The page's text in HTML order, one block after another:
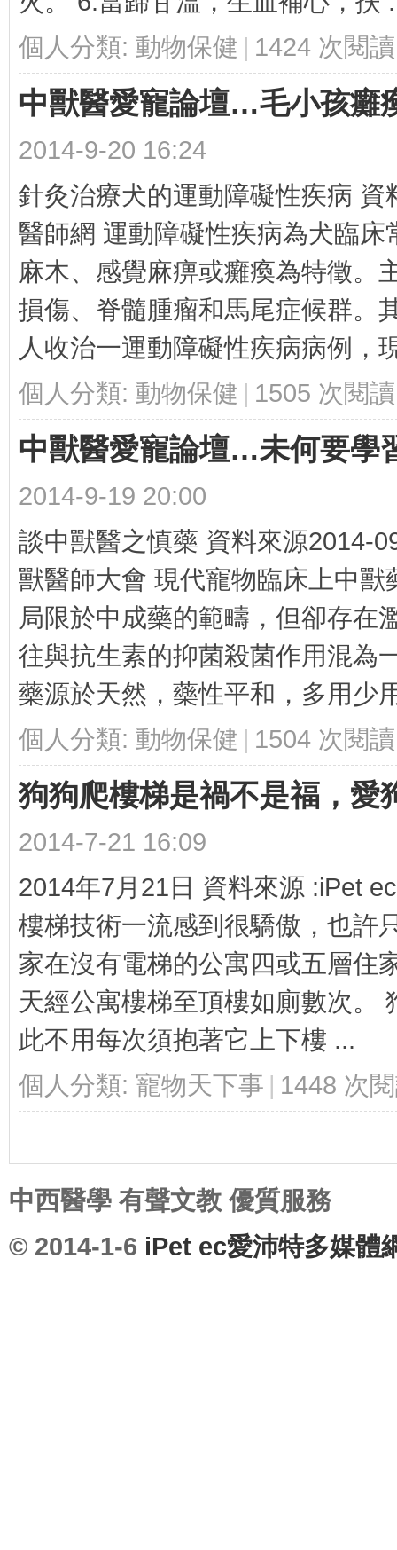
育-
個人分類: 動物保健 | 1424 次閱讀
中獸醫愛寵論壇…毛小孩癱
2014-9-20 16:24
針灸治療犬的運動障礙性疾病
醫師網 運動障礙性疾病為犬臨
麻木、感覺麻痹或癱瘓為特徵。
損傷、脊髓腫瘤和馬尾症候群。
人收治一運動障礙性疾病病例，
個人分類: 動物保健 | 1505 次閱讀
中獸醫愛寵論壇…未何要學
2014-9-19 20:00
談中獸醫之慎藥 資料來源2014-
獸醫師大會 現代寵物臨床上中
局限於中成藥的範疇，但卻存在
往與抗生素的抑菌殺菌作用混
藥源於天然，藥性平和，多用少
個人分類: 動物保健 | 1504 次閱讀
狗狗爬樓梯是禍不是福，愛
2014-7-21 16:09
2014年7月21日 資料來源 :iPet
樓梯技術一流感到很驕傲，也許
家在沒有電梯的公寓四或五層住
天經公寓樓梯至頂樓如廁數次。
此不用每次須抱著它上下樓 ...
個人分類: 寵物天下事 | 1448 次
中西醫學 有聲文教 優質服務
© 2014-1-6 iPet ec愛沛特多媒體